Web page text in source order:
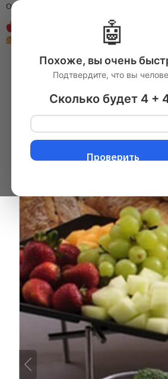
О компании
Каталог
Главная
🤖
Похоже, вы очень
Подтвердите, что вы
Сколько будет 4 +
Проверить